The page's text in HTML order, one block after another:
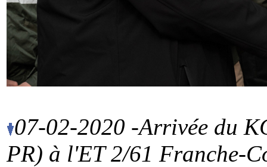
07-02-2020 -Arrivée du
PR) à l'ET 2/61 Franche-